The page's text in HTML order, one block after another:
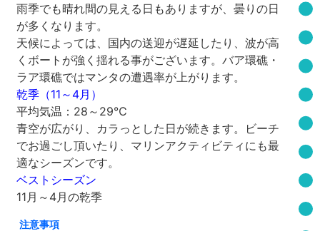
雨季でも晴れ間の見える日もありますが、曇りの日
が多くなります。
天候によっては、国内の送迎が遅延したり、波が高
くボートが強く揺れる事がございます。バア環礁・
ラア環礁ではマンタの遭遇率が上がります。
乾季（11～4月）
平均気温：28～29℃
青空が広がり、カラっとした日が続きます。ビーチ
でお過ごし頂いたり、マリンアクティビティにも最
適なシーズンです。
ベストシーズン
11月～4月の乾季
注意事項